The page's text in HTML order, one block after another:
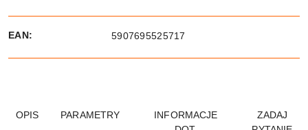
EAN: 5907695525717
OPIS PARAMETRY
INFORMACJE
ZADAJ